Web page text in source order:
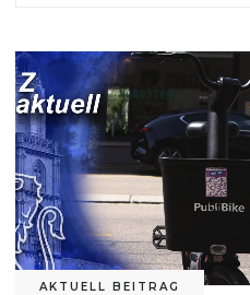
AKTUELL BEITRAG